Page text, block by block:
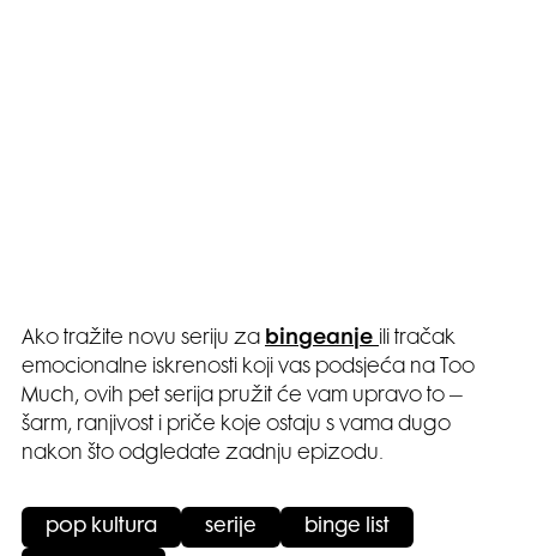
Ako tražite novu seriju za bingeanje
ili tračak
emocionalne iskrenosti koji vas podsjeća na Too
Much, ovih pet serija pružit će vam upravo to –
šarm, ranjivost i priče koje ostaju s vama dugo
nakon što odgledate zadnju epizodu.
pop kultura serije binge list